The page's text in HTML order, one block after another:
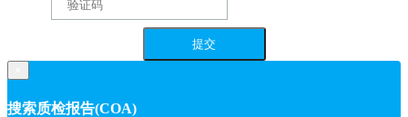
搜索质检报告(COA)